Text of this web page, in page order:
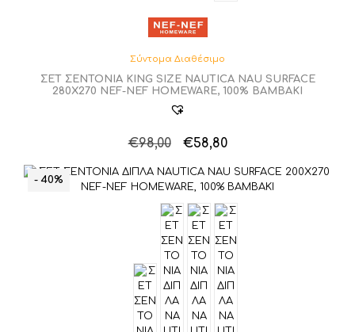
Σύντομα Διαθέσιμο
ΣΕΤ ΣΕΝΤΟΝΙΑ KING SIZE NAUTICA NAU SURFACE
280Χ270 NEF-NEF HOMEWARE, 100% ΒΑΜΒΑΚΙ
€98,00
Original
was:
€58,80Η
τιμή
€58,80.
- 40%